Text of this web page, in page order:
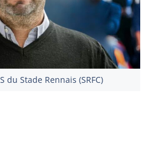
du Stade Rennais (SRFC)